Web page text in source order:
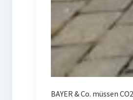
BAYER & Co. müssen